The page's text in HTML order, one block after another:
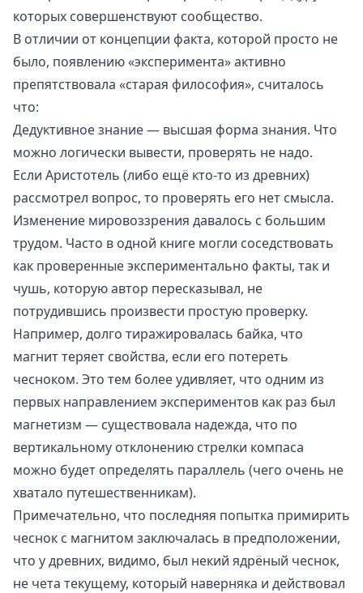
которых совершенствуют сообщество.
В отличии от концепции факта, которой просто не
было, появлению «эксперимента» активно
препятствовала «старая философия», считалось
что:
Дедуктивное знание — высшая форма знания. Что
можно логически вывести, проверять не надо.
Если Аристотель (либо ещё кто-то из древних)
рассмотрел вопрос, то проверять его нет смысла.
Изменение мировоззрения давалось с большим
трудом. Часто в одной книге могли соседствовать
как проверенные экспериментально факты, так и
чушь, которую автор пересказывал, не
потрудившись произвести простую проверку.
Например, долго тиражировалась байка, что
магнит теряет свойства, если его потереть
чесноком. Это тем более удивляет, что одним из
первых направлением экспериментов как раз был
магнетизм — существовала надежда, что по
вертикальному отклонению стрелки компаса
можно будет определять параллель (чего очень не
хватало путешественникам).
Примечательно, что последняя попытка примирить
чеснок с магнитом заключалась в предположении,
что у древних, видимо, был некий ядрёный чеснок,
не чета текущему, который наверняка и действовал